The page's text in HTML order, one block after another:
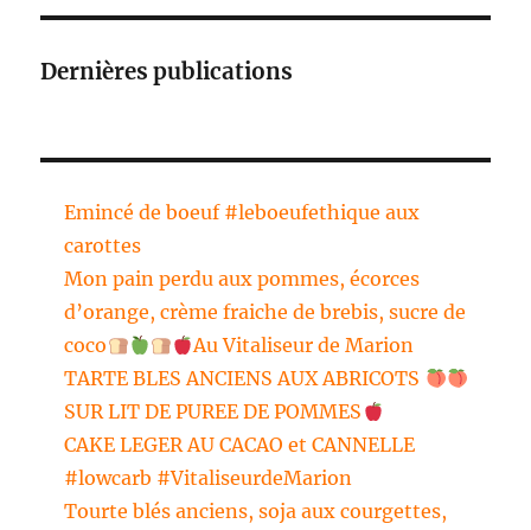
Dernières publications
Emincé de boeuf #leboeufethique aux
carottes
Mon pain perdu aux pommes, écorces
d’orange, crème fraiche de brebis, sucre de
coco
Au Vitaliseur de Marion
TARTE BLES ANCIENS AUX ABRICOTS
SUR LIT DE PUREE DE POMMES
CAKE LEGER AU CACAO et CANNELLE
#lowcarb #VitaliseurdeMarion
Tourte blés anciens, soja aux courgettes,